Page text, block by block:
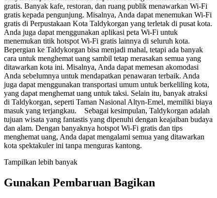
gratis. Banyak kafe, restoran, dan ruang publik menawarkan Wi-Fi
gratis kepada pengunjung. Misalnya, Anda dapat menemukan Wi-Fi
gratis di Perpustakaan Kota Taldykorgan yang terletak di pusat kota.
Anda juga dapat menggunakan aplikasi peta Wi-Fi untuk
menemukan titik hotspot Wi-Fi gratis lainnya di seluruh kota.
Bepergian ke Taldykorgan bisa menjadi mahal, tetapi ada banyak
cara untuk menghemat uang sambil tetap merasakan semua yang
ditawarkan kota ini. Misalnya, Anda dapat memesan akomodasi
Anda sebelumnya untuk mendapatkan penawaran terbaik. Anda
juga dapat menggunakan transportasi umum untuk berkeliling kota,
yang dapat menghemat uang untuk taksi. Selain itu, banyak atraksi
di Taldykorgan, seperti Taman Nasional Altyn-Emel, memiliki biaya
masuk yang terjangkau. Sebagai kesimpulan, Taldykorgan adalah
tujuan wisata yang fantastis yang dipenuhi dengan keajaiban budaya
dan alam. Dengan banyaknya hotspot Wi-Fi gratis dan tips
menghemat uang, Anda dapat mengalami semua yang ditawarkan
kota spektakuler ini tanpa menguras kantong.
Tampilkan lebih banyak
Gunakan Pembaruan Bagikan